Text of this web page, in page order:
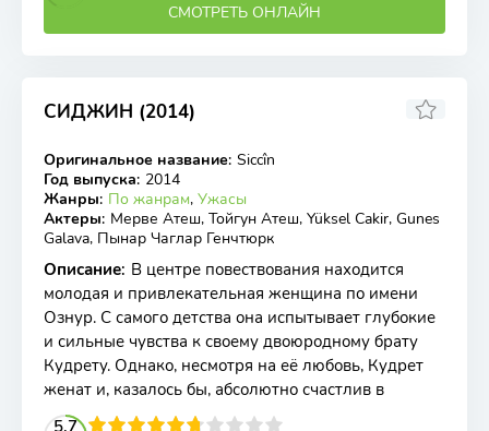
СМОТРЕТЬ ОНЛАЙН
СИДЖИН (2014)
WEB-DLRip
5.9
Оригинальное название: Siccîn
Год выпуска: 2014
Жанры: По жанрам, Ужасы
Актеры: Мерве Атеш, Тойгун Атеш, Yüksel Cakir, Gunes
Galava, Пынар Чаглар Генчтюрк
Описание: В центре повествования находится
молодая и привлекательная женщина по имени
Ознур. С самого детства она испытывает глубокие
и сильные чувства к своему двоюродному брату
Кудрету. Однако, несмотря на её любовь, Кудрет
женат и, казалось бы, абсолютно счастлив в
5.7
4 5 6 7 8 9 10